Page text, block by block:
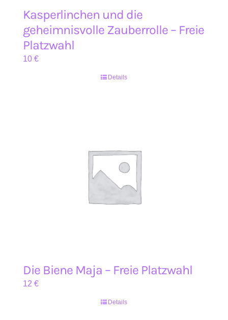
Kasperlinchen und die
geheimnisvolle Zauberrolle – Freie
Platzwahl
10 €
Details
Die Biene Maja – Freie Platzwahl
12 €
Details